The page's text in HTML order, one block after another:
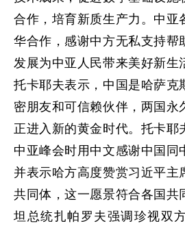
合作，培育新质生产力。中亚
华合作，感谢中方无私支持帮
发展为中亚人民带来美好新生
托卡耶夫表示，中国是哈萨克
密朋友和可信赖伙伴，两国永
正进入新的黄金时代。托卡
中亚峰会时用中文感谢中国同
并表示哈方高度赞赏习近平主
共同体，这一愿景符合各国共
坦总统扎帕罗夫强调珍视双